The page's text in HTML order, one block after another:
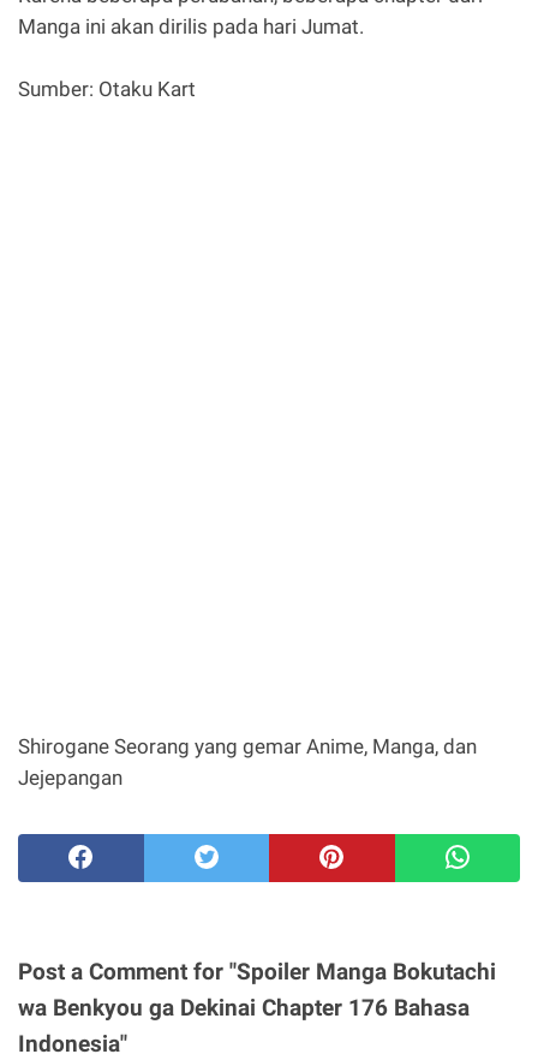
Manga ini akan dirilis pada hari Jumat.
Sumber: Otaku Kart
Shirogane Seorang yang gemar Anime, Manga, dan
Jejepangan
Post a Comment for "Spoiler Manga Bokutachi
wa Benkyou ga Dekinai Chapter 176 Bahasa
Indonesia"